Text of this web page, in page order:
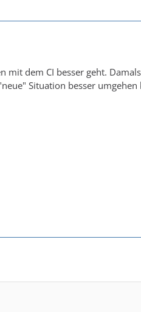
mit dem CI besser geht.
Situation besser